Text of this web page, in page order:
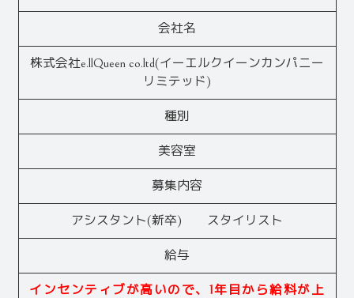
会社名
株式会社e.llQueen co.ltd(イーエルクイーンカンパニー
リミテッド)
種別
美容室
募集内容
アシスタント(新卒) スタイリスト
給与
インセンティブが高いので、1年目から給料が上